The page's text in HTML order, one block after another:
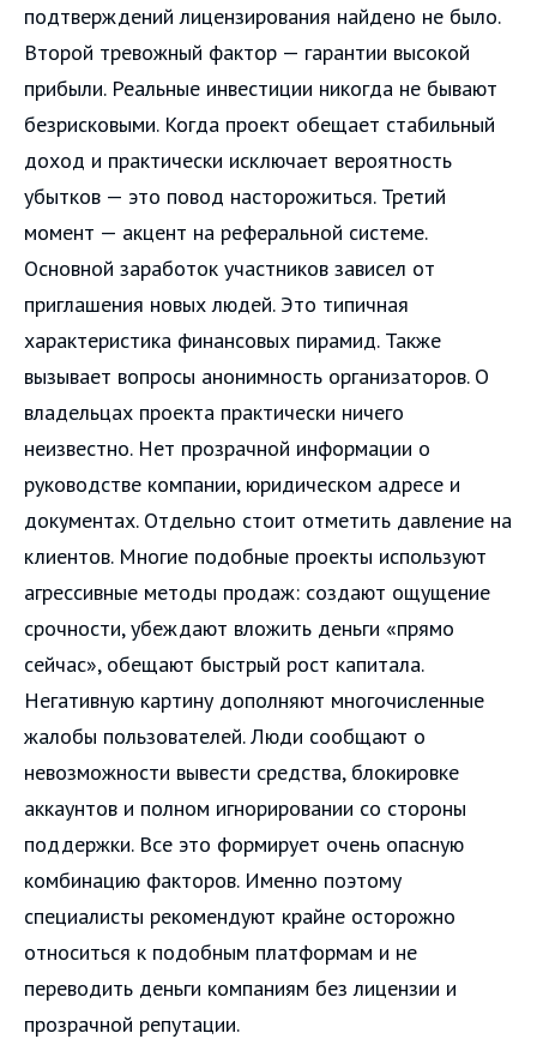
подтверждений лицензирования найдено не было.
Второй тревожный фактор — гарантии высокой
прибыли. Реальные инвестиции никогда не бывают
безрисковыми. Когда проект обещает стабильный
доход и практически исключает вероятность
убытков — это повод насторожиться. Третий
момент — акцент на реферальной системе.
Основной заработок участников зависел от
приглашения новых людей. Это типичная
характеристика финансовых пирамид. Также
вызывает вопросы анонимность организаторов. О
владельцах проекта практически ничего
неизвестно. Нет прозрачной информации о
руководстве компании, юридическом адресе и
документах. Отдельно стоит отметить давление на
клиентов. Многие подобные проекты используют
агрессивные методы продаж: создают ощущение
срочности, убеждают вложить деньги «прямо
сейчас», обещают быстрый рост капитала.
Негативную картину дополняют многочисленные
жалобы пользователей. Люди сообщают о
невозможности вывести средства, блокировке
аккаунтов и полном игнорировании со стороны
поддержки. Все это формирует очень опасную
комбинацию факторов. Именно поэтому
специалисты рекомендуют крайне осторожно
относиться к подобным платформам и не
переводить деньги компаниям без лицензии и
прозрачной репутации.